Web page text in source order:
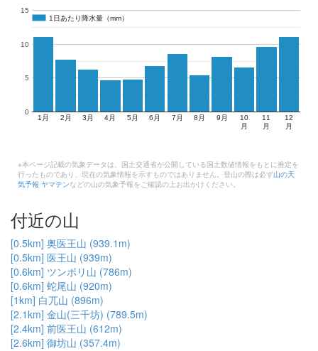
1月 2月 3月 4月 5月 6月 7月 8月 9月
10
月
11
月
12
月
0
5
10
15
1日あたり降水量（mm）
1日あたり降水量（mm）
※本ページ記載の気象データは、国土交通省が公開している国土数値情報をもとに推定を
行ったものであり、現在の気象情報を示すものではありません。登山の際は必ず山の天
気予報 ヤマテンなどの山の気象予報をご確認の上お出かけください。
付近の山
[0.5km] 奥医王山 (939.1m)
[0.5km] 医王山 (939m)
[0.6km] ツンボリ山 (786m)
[0.6km] 蛇尾山 (920m)
[1km] 白兀山 (896m)
[2.1km] 金山(三千坊) (789.5m)
[2.4km] 前医王山 (612m)
[2.6km] 御坊山 (357.4m)